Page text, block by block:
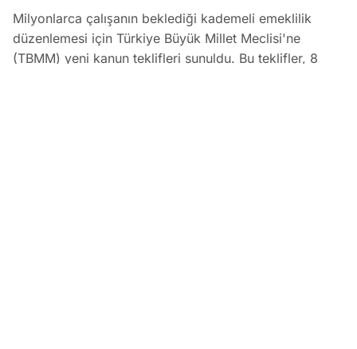
Milyonlarca çalışanın beklediği kademeli emeklilik
düzenlemesi için Türkiye Büyük Millet Meclisi'ne
(TBMM) yeni kanun teklifleri sunuldu. Bu teklifler, 8